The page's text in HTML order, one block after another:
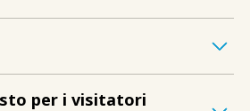
per i visitatori